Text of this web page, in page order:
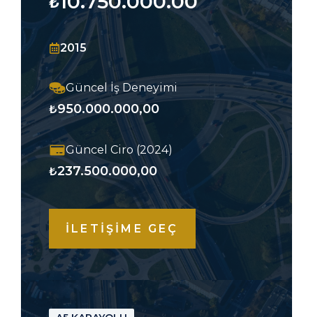
2015
Güncel İş Deneyimi
₺950.000.000,00
Güncel Ciro (2024)
₺237.500.000,00
İLETİŞİME GEÇ